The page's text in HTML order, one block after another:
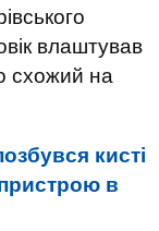
влаштував
схожий на
кисті
в